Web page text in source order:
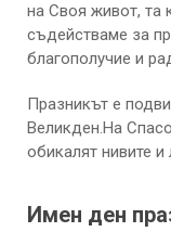
на Своя живот, та
съдействаме за
благополучие и
Празникът е
Великден.На
обикалят нивите
Имен ден